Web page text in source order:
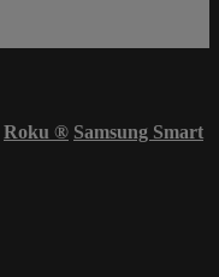
Roku ® Samsung Smart